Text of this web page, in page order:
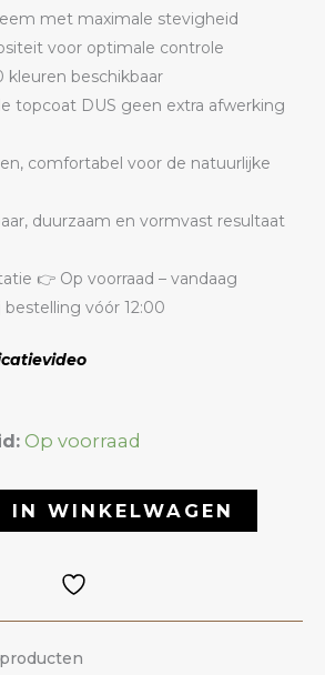
met maximale stevigheid
voor optimale controle
kleuren beschikbaar
topcoat DUS geen extra afwerking
comfortabel voor de natuurlijke
duurzaam en vormvast resultaat
👉 Op voorraad – vandaag
vóór 12:00
Op voorraad
IN WINKELWAGEN